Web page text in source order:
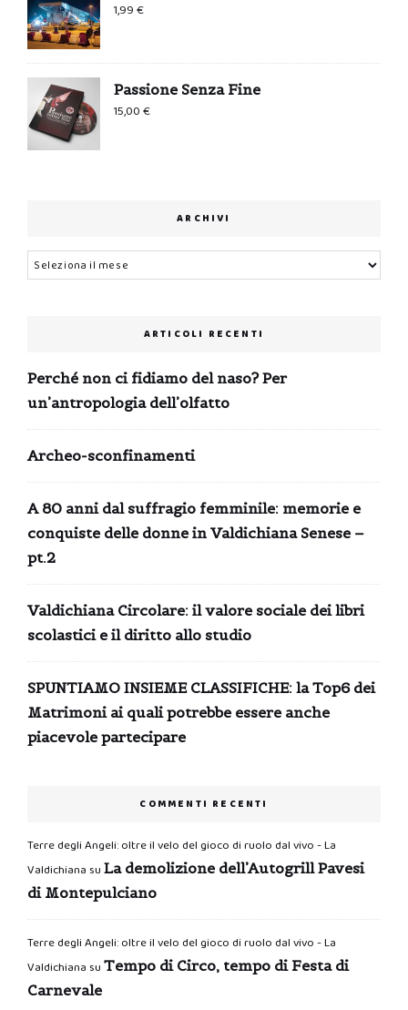
1,99€
Passione Senza Fine
15,00€
ARCHIVI
Archivi
ARTICOLI RECENTI
Perché non ci fidiamo del naso? Per
un’antropologia dell’olfatto
Archeo-sconfinamenti
A 80 anni dal suffragio femminile: memorie e
conquiste delle donne in Valdichiana Senese –
pt.2
Valdichiana Circolare: il valore sociale dei libri
scolastici e il diritto allo studio
SPUNTIAMO INSIEME CLASSIFICHE: la Top6 dei
Matrimoni ai quali potrebbe essere anche
piacevole partecipare
COMMENTI RECENTI
Terre degli Angeli: oltre il velo del gioco di ruolo dal vivo - La
Valdichiana su La demolizione dell’Autogrill Pavesi
di Montepulciano
Terre degli Angeli: oltre il velo del gioco di ruolo dal vivo - La
Valdichiana su Tempo di Circo, tempo di Festa di
Carnevale